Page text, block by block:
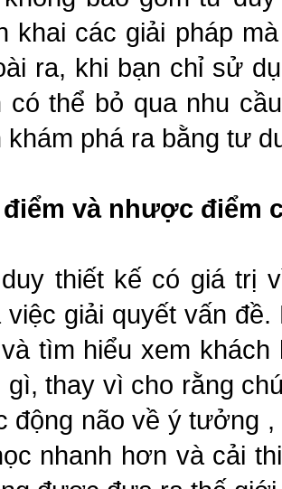
khai các giải pháp
ra, khi bạn chỉ sử
có thể bỏ qua nhu
khám phá ra bằng tư
và nhược điểm
thiết kế có giá trị
việc giải quyết vấn
tìm hiểu xem
gì, thay vì cho rằng
động não về ý tưởng
nhanh hơn và cải